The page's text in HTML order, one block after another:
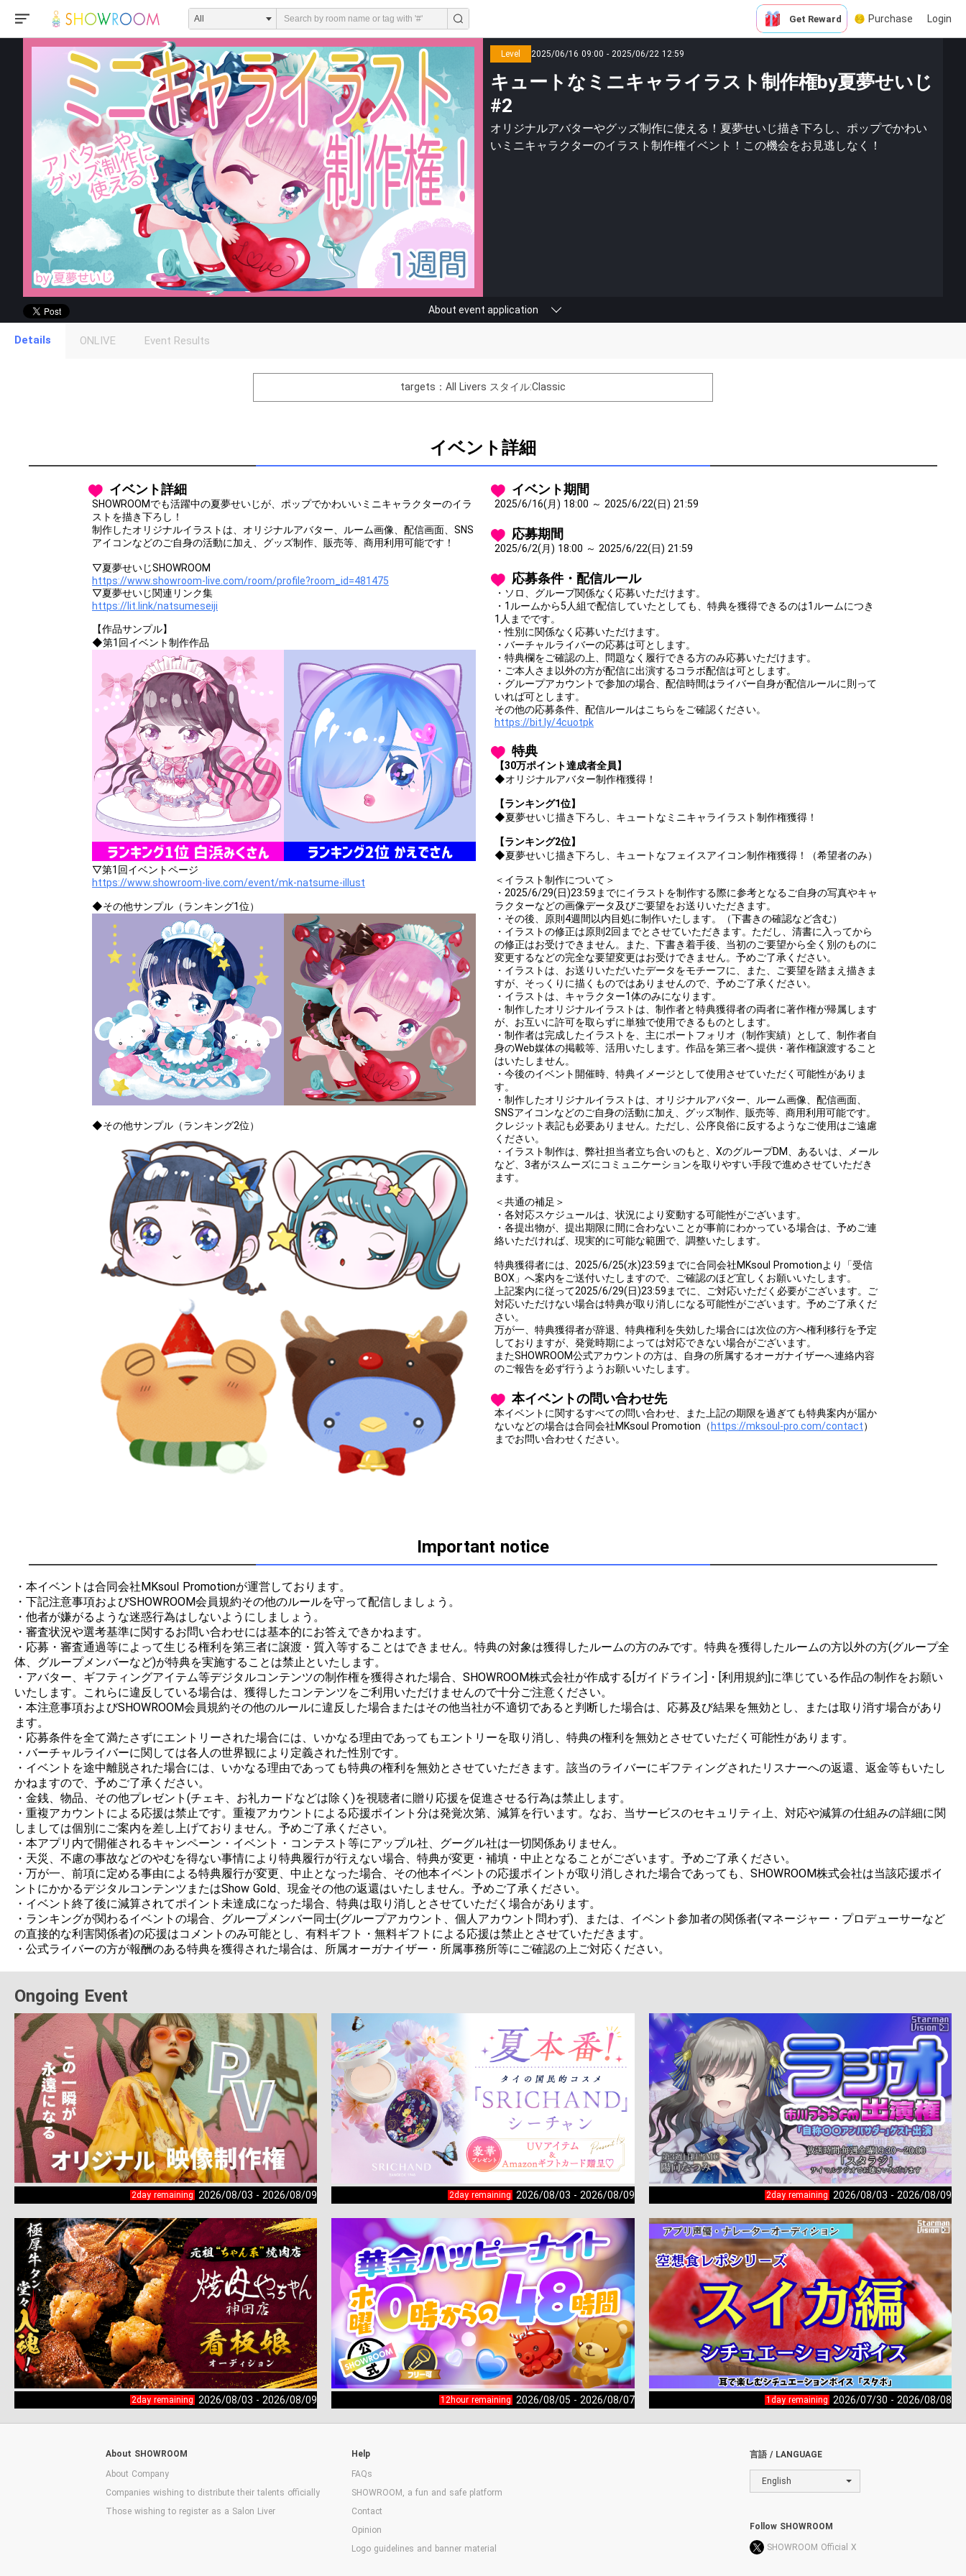
Get Reward Purchase Login
Level 2025/06/16 09:00 - 2025/06/22 12:59
キュートなミニキャライラスト制作権by夏夢せいじ
#2
オリジナルアバターやグッズ制作に使える！夏夢せいじ描き下ろし、ポップでかわい
いミニキャラクターのイラスト制作権イベント！この機会をお見逃しなく！
About event application
Level Points
Event Begins!
Throw gifts to the stage and join the live performance.
First, try throwing free Stars (once a day)! You can also charge Show Gold to purchase gifts
(available from 1 JPY)! When you continue to send gifts to the performer(s), the performer's
popularity ranking and your ranking go up.
To cheer on performers, you can send them gifts.
To send performers paid items, you must use Show Gold.
Comments
You can post comments. Please refrain from posting comments that may offend performers or
Close
Details ONLIVE Event Results
targets：All Livers スタイル:Classic
イベント詳細
イベント詳細
SHOWROOMでも活躍中の夏夢せいじが、ポップでかわいいミニキャラクターのイラ
ストを描き下ろし！
制作したオリジナルイラストは、オリジナルアバター、ルーム画像、配信画面、SNS
アイコンなどのご自身の活動に加え、グッズ制作、販売等、商用利用可能です！
▽夏夢せいじSHOWROOM
https://www.showroom-live.com/room/profile?room_id=481475
▽夏夢せいじ関連リンク集
https://lit.link/natsumeseiji
【作品サンプル】
◆第1回イベント制作作品
▽第1回イベントページ
https://www.showroom-live.com/event/mk-natsume-illust
◆その他サンプル（ランキング1位）
◆その他サンプル（ランキング2位）
イベント期間
2025/6/16(月) 18:00 ～ 2025/6/22(日) 21:59
応募期間
2025/6/2(月) 18:00 ～ 2025/6/22(日) 21:59
応募条件・配信ルール
・ソロ、グループ関係なく応募いただけます。
・1ルームから5人組で配信していたとしても、特典を獲得できるのは1ルームにつき
1人までです。
・性別に関係なく応募いただけます。
・バーチャルライバーの応募は可とします。
・特典欄をご確認の上、問題なく履行できる方のみ応募いただけます。
・ご本人さま以外の方が配信に出演するコラボ配信は可とします。
・グループアカウントで参加の場合、配信時間はライバー自身が配信ルールに則って
いれば可とします。
その他の応募条件、配信ルールはこちらをご確認ください。
https://bit.ly/4cuotpk
特典
【30万ポイント達成者全員】
◆オリジナルアバター制作権獲得！
【ランキング1位】
◆夏夢せいじ描き下ろし、キュートなミニキャライラスト制作権獲得！
【ランキング2位】
◆夏夢せいじ描き下ろし、キュートなフェイスアイコン制作権獲得！（希望者のみ）
＜イラスト制作について＞
・2025/6/29(日)23:59までにイラストを制作する際に参考となるご自身の写真やキャ
ラクターなどの画像データ及びご要望をお送りいただきます。
・その後、原則4週間以内目処に制作いたします。（下書きの確認など含む）
・イラストの修正は原則2回までとさせていただきます。ただし、清書に入ってから
の修正はお受けできません。また、下書き着手後、当初のご要望から全く別のものに
変更するなどの完全な要望変更はお受けできません。予めご了承ください。
・イラストは、お送りいただいたデータをモチーフに、また、ご要望を踏まえ描きま
すが、そっくりに描くものではありませんので、予めご了承ください。
・イラストは、キャラクター1体のみになります。
・制作したオリジナルイラストは、制作者と特典獲得者の両者に著作権が帰属します
が、お互いに許可を取らずに単独で使用できるものとします。
・制作者は完成したイラストを、主にポートフォリオ（制作実績）として、制作者自
身のWeb媒体の掲載等、活用いたします。作品を第三者へ提供・著作権譲渡すること
はいたしません。
・今後のイベント開催時、特典イメージとして使用させていただく可能性がありま
す。
・制作したオリジナルイラストは、オリジナルアバター、ルーム画像、配信画面、
SNSアイコンなどのご自身の活動に加え、グッズ制作、販売等、商用利用可能です。
クレジット表記も必要ありません。ただし、公序良俗に反するようなご使用はご遠慮
ください。
・イラスト制作は、弊社担当者立ち合いのもと、XのグループDM、あるいは、メール
など、3者がスムーズにコミュニケーションを取りやすい手段で進めさせていただき
ます。
＜共通の補足＞
・各対応スケジュールは、状況により変動する可能性がございます。
・各提出物が、提出期限に間に合わないことが事前にわかっている場合は、予めご連
絡いただければ、現実的に可能な範囲で、調整いたします。
特典獲得者には、2025/6/25(水)23:59までに合同会社MKsoul Promotionより「受信
BOX」へ案内をご送付いたしますので、ご確認のほど宜しくお願いいたします。
上記案内に従って2025/6/29(日)23:59までに、ご対応いただく必要がございます。ご
対応いただけない場合は特典が取り消しになる可能性がございます。予めご了承くだ
さい。
万が一、特典獲得者が辞退、特典権利を失効した場合には次位の方へ権利移行を予定
しておりますが、発覚時期によっては対応できない場合がございます。
またSHOWROOM公式アカウントの方は、自身の所属するオーガナイザーへ連絡内容
のご報告を必ず行うようお願いいたします。
本イベントの問い合わせ先
本イベントに関するすべての問い合わせ、また上記の期限を過ぎても特典案内が届か
ないなどの場合は合同会社MKsoul Promotion（ https://mksoul-pro.com/contact）
までお問い合わせください。
Important notice
・本イベントは合同会社MKsoul Promotionが運営しております。
・下記注意事項およびSHOWROOM会員規約その他のルールを守って配信しましょう。
・他者が嫌がるような迷惑行為はしないようにしましょう。
・審査状況や選考基準に関するお問い合わせには基本的にお答えできかねます。
・応募・審査通過等によって生じる権利を第三者に譲渡・質入等することはできません。特典の対象は獲得したルームの方のみです。特典を獲得したルームの方以外の方(グループ全
体、グループメンバーなど)が特典を実施することは禁止といたします。
・アバター、ギフティングアイテム等デジタルコンテンツの制作権を獲得された場合、SHOWROOM株式会社が作成する[ガイドライン]・[利用規約]に準じている作品の制作をお願い
いたします。これらに違反している場合は、獲得したコンテンツをご利用いただけませんので十分ご注意ください。
・本注意事項およびSHOWROOM会員規約その他のルールに違反した場合またはその他当社が不適切であると判断した場合は、応募及び結果を無効とし、または取り消す場合があり
ます。
・応募条件を全て満たさずにエントリーされた場合には、いかなる理由であってもエントリーを取り消し、特典の権利を無効とさせていただく可能性があります。
・バーチャルライバーに関しては各人の世界観により定義された性別です。
・イベントを途中離脱された場合には、いかなる理由であっても特典の権利を無効とさせていただきます。該当のライバーにギフティングされたリスナーへの返還、返金等もいたし
かねますので、予めご了承ください。
・金銭、物品、その他プレゼント(チェキ、お礼カードなどは除く)を視聴者に贈り応援を促進させる行為は禁止します。
・重複アカウントによる応援は禁止です。重複アカウントによる応援ポイント分は発覚次第、減算を行います。なお、当サービスのセキュリティ上、対応や減算の仕組みの詳細に関
しましては個別にご案内を差し上げておりません。予めご了承ください。
・本アプリ内で開催されるキャンペーン・イベント・コンテスト等にアップル社、グーグル社は一切関係ありません。
・天災、不慮の事故などのやむを得ない事情により特典履行が行えない場合、特典が変更・補填・中止となることがございます。予めご了承ください。
・万が一、前項に定める事由による特典履行が変更、中止となった場合、その他本イベントの応援ポイントが取り消しされた場合であっても、SHOWROOM株式会社は当該応援ポイ
ントにかかるデジタルコンテンツまたはShow Gold、現金その他の返還はいたしません。予めご了承ください。
・イベント終了後に減算されてポイント未達成になった場合、特典は取り消しとさせていただく場合があります。
・ランキングが関わるイベントの場合、グループメンバー同士(グループアカウント、個人アカウント問わず)、または、イベント参加者の関係者(マネージャー・プロデューサーなど
の直接的な利害関係者)の応援はコメントのみ可能とし、有料ギフト・無料ギフトによる応援は禁止とさせていただきます。
Ongoing Event
2day remaining 2026/08/03 - 2026/08/09 2day remaining 2026/08/03 - 2026/08/09 2day remaining 2026/08/03 - 2026/08/09
2day remaining 2026/08/03 - 2026/08/09 12hour remaining 2026/08/05 - 2026/08/07 1day remaining 2026/07/30 - 2026/08/08
About SHOWROOM
About Company
Companies wishing to distribute their talents officially
Those wishing to register as a Salon Liver
Help
FAQs
SHOWROOM, a fun and safe platform
Contact
Opinion
Logo guidelines and banner material
言語 / LANGUAGE
English
Follow SHOWROOM
SHOWROOM Official X